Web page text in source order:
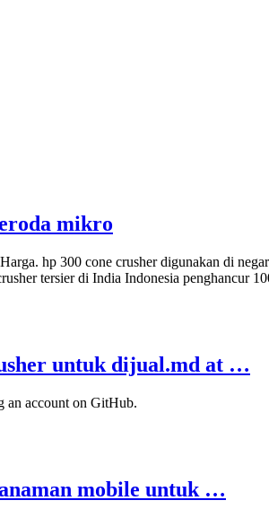
mikro
hp 300 cone crusher digunakan di
tersier di India Indonesia penghancur
untuk dijual.md at …
an account on GitHub.
mobile untuk …